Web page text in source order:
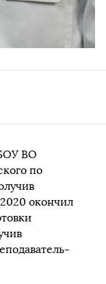
ВО
по
окончил